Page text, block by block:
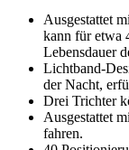
Ausgestattet
kann für etwa
Lebensdauer
Lichtband-
der Nacht,
Drei Trichter
Ausgestattet
fahren.